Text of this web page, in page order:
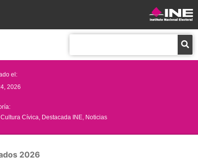
el:
2026
,Cultura Cívica Destacada INE Noticias
2026